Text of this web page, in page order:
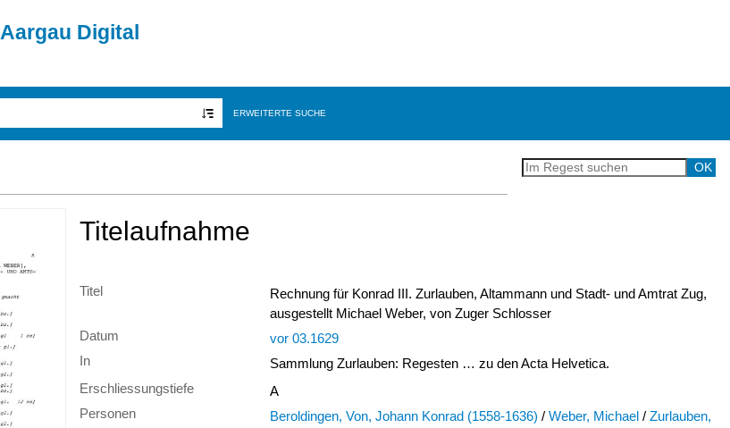
Aargau Digital
ERWEITERTE SUCHE
Titelaufnahme
Titel
Rechnung für Konrad III. Zurlauben, Altammann und Stadt- und Amtrat Zug,
ausgestellt Michael Weber, von Zuger Schlosser
Datum
vor 03.1629
In
Sammlung Zurlauben: Regesten … zu den Acta Helvetica.
Erschliessungstiefe
A
Personen
Beroldingen, Von, Johann Konrad (1558-1636) / Weber, Michael / Zurlauben,